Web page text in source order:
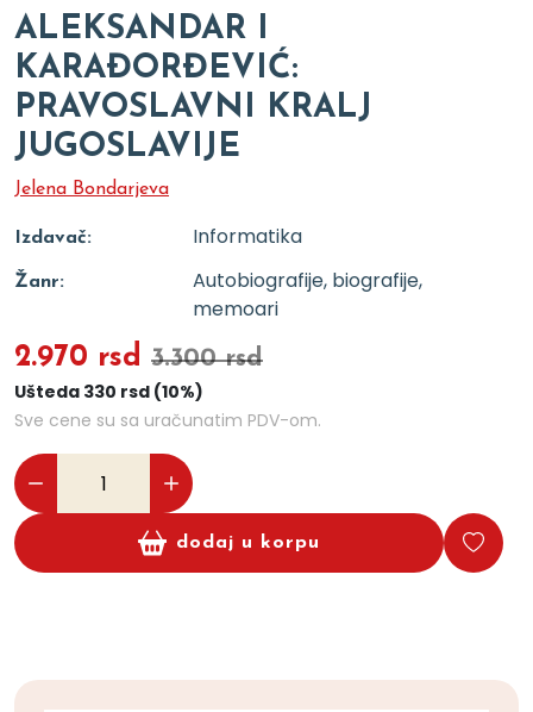
ALEKSANDAR I
KARAĐORĐEVIĆ:
PRAVOSLAVNI KRALJ
JUGOSLAVIJE
Jelena Bondarjeva
Izdavač: Informatika
Žanr:
Autobiografije, biografije,
memoari
2.970 rsd 3.300 rsd
Ušteda 330 rsd (10%)
Sve cene su sa uračunatim PDV-om.
dodaj u korpu